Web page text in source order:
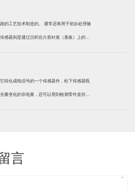
工艺技术制造的。 通常还将用于初步处理被
器则是通过沉积在介质衬底（基板）上的，
转化成电信号的一个传感器件，松下传感器既
量变化的非电量，还可以用到检测零件直径、
言